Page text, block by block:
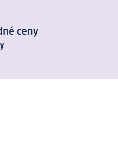
ceny